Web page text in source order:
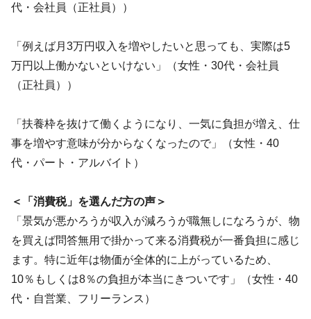
代・会社員（正社員））
「例えば月3万円収入を増やしたいと思っても、実際は5
万円以上働かないといけない」（女性・30代・会社員
（正社員））
「扶養枠を抜けて働くようになり、一気に負担が増え、仕
事を増やす意味が分からなくなったので」（女性・40
代・パート・アルバイト）
＜「消費税」を選んだ方の声＞
「景気が悪かろうが収入が減ろうが職無しになろうが、物
を買えば問答無用で掛かって来る消費税が一番負担に感じ
ます。特に近年は物価が全体的に上がっているため、
10％もしくは8％の負担が本当にきついです」（女性・40
代・自営業、フリーランス）